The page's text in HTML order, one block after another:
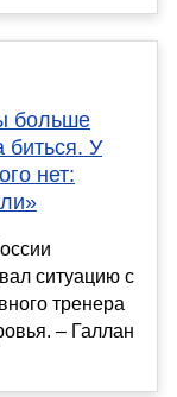
больше
биться. У
нет:
ситуацию с
тренера
– Галлан